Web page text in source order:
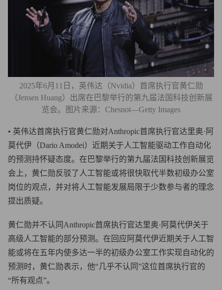
2025年6月11日，英伟达（Nvidia）首席执行官黄仁勋
（Jensen Huang）出席在巴黎举行的第九届法国科技创新展
览会。图片来源：Chesnot—Getty Images
• 英伟达首席执行官黄仁勋对Anthropic首席执行官达里奥·阿
莫代伊（Dario Amodei）近期关于人工智能驱动工作自动化
的预测持怀疑态度。在巴黎举行的第九届法国科技创新展览
会上，黄仁勋反驳了人工智能或将很快取代半数初级办公室
岗位的观点，并对将人工智能发展局限于少数参与者的理念
提出质疑。
黄仁勋并不认同Anthropic首席执行官达里奥·阿莫代伊关于
高级人工智能的部分预测。在回应阿莫代伊近期关于人工智
能或将在五年内使多达一半的初级办公室工作实现自动化的
预测时，黄仁勋表示，他“几乎不认同”这位首席执行官的
“所有观点”。